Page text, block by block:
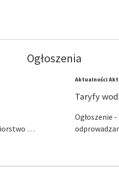
Ogłoszenia
…
Aktualności
Taryfy
Ogłoszenie